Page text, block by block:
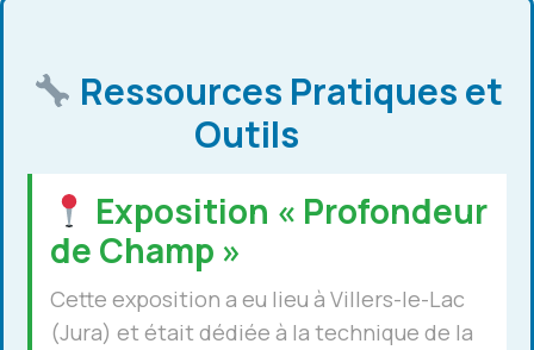
Ressources Pratiques et
Outils
Exposition « Profondeur
de Champ »
Cette exposition a eu lieu à Villers-le-Lac
(Jura) et était dédiée à la technique de la